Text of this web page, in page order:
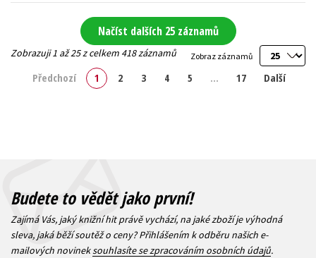
Načíst dalších 25 záznamů
Zobraz záznamů
Zobrazuji 1 až 25 z celkem 418 záznamů
Předchozí 1 2 3 4 5 … 17 Další
Budete to vědět jako první!
Zajímá Vás, jaký knižní hit právě vychází, na jaké zboží je výhodná
sleva, jaká běží soutěž o ceny? Přihlášením k odběru našich e-
mailových novineksouhlasíte se zpracováním osobních údajů.